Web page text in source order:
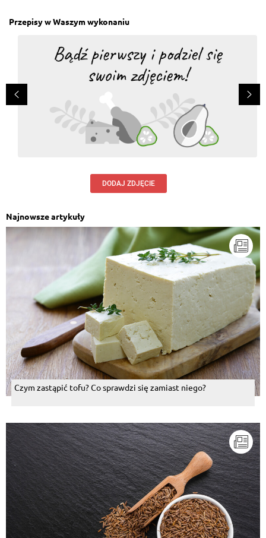
Przepisy w Waszym wykonaniu
DODAJ ZDJĘCIE
Najnowsze artykuły
Czym zastąpić tofu? Co sprawdzi się zamiast niego?